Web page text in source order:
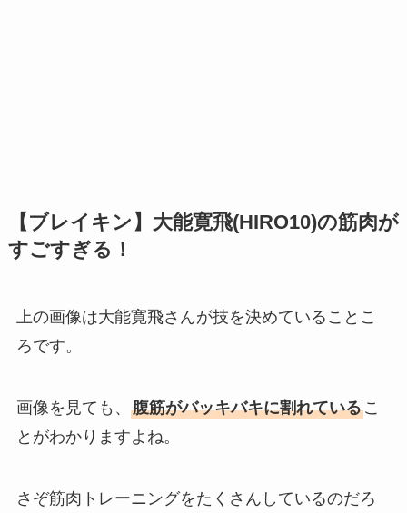
【ブレイキン】大能寛飛(HIRO10)の筋肉が
すごすぎる！
上の画像は大能寛飛さんが技を決めていることこ
ろです。
画像を見ても、 腹筋がバッキバキに割れているこ
とがわかりますよね。
さぞ筋肉トレーニングをたくさんしているのだろ